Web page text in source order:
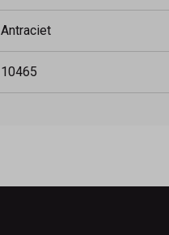
Antraciet
10465